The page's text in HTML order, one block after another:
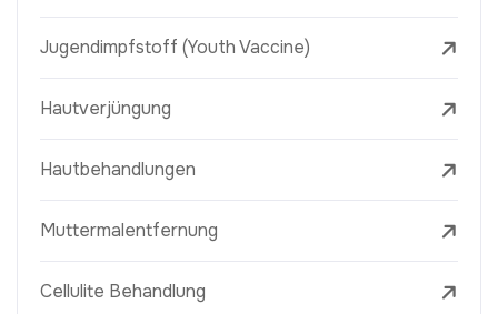
Jugendimpfstoff (Youth Vaccine)
Hautverjüngung
Hautbehandlungen
Muttermalentfernung
Cellulite Behandlung